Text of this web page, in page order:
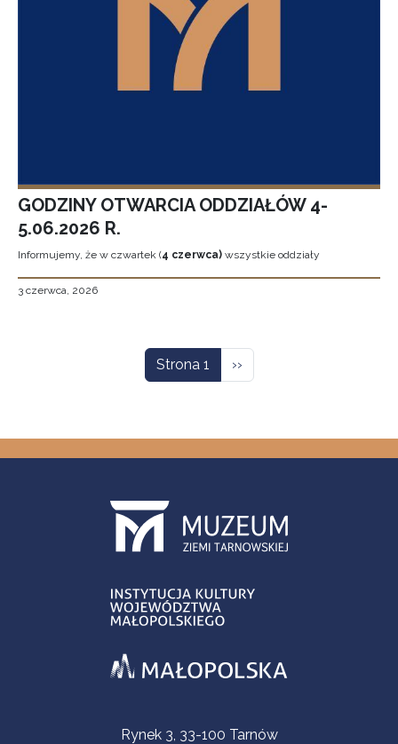
GODZINY OTWARCIA ODDZIAŁÓW 4-
5.06.2026 R.
Informujemy, że w czwartek (4 czerwca) wszystkie oddziały
3 czerwca, 2026
Strona 1 Następna strona
››
Informacje kontaktoweRynek 3, 33-100 Tarnów